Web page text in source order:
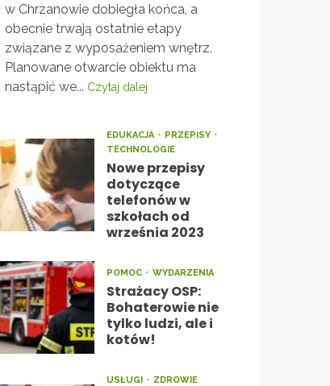
w Chrzanowie dobiegła końca, a
obecnie trwają ostatnie etapy
związane z wyposażeniem wnętrz.
Planowane otwarcie obiektu ma
nastąpić we... Czytaj dalej
EDUKACJA
PRZEPISY
TECHNOLOGIE
Nowe przepisy
dotyczące
telefonów w
szkołach od
września 2023
POMOC WYDARZENIA
Strażacy OSP:
Bohaterowie nie
tylko ludzi, ale i
kotów!
USŁUGI ZDROWIE